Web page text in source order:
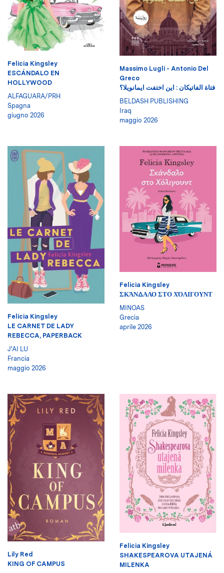
Felicia Kingsley
ESCÁNDALO EN
HOLLYWOOD
ALFAGUARA/PRH
Spagna
giugno 2026
Massimo Lugli - Antonio Del
Greco
فتاة الفاتيكان : اين اختفت ايمانويلا؟
BELDASH PUBLISHING
Iraq
maggio 2026
Felicia Kingsley
LE CARNET DE LADY
REBECCA, PAPERBACK
J'AI LU
Francia
maggio 2026
Felicia Kingsley
ΣΚΆΝΔΑΛΟ ΣΤΟ ΧΌΛΙΓΟΥΝΤ
MINOAS
Grecia
aprile 2026
Lily Red
KING OF CAMPUS
Felicia Kingsley
SHAKESPEAROVA UTAJENÁ
MILENKA